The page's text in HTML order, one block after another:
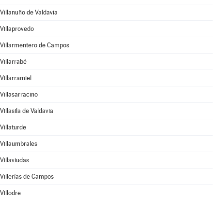
Villanuño de Valdavia
Villaprovedo
Villarmentero de Campos
Villarrabé
Villarramiel
Villasarracino
Villasila de Valdavia
Villaturde
Villaumbrales
Villaviudas
Villerías de Campos
Villodre